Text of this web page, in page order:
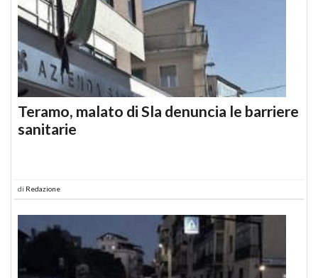
Teramo, malato di Sla denuncia le barriere
sanitarie
di Redazione